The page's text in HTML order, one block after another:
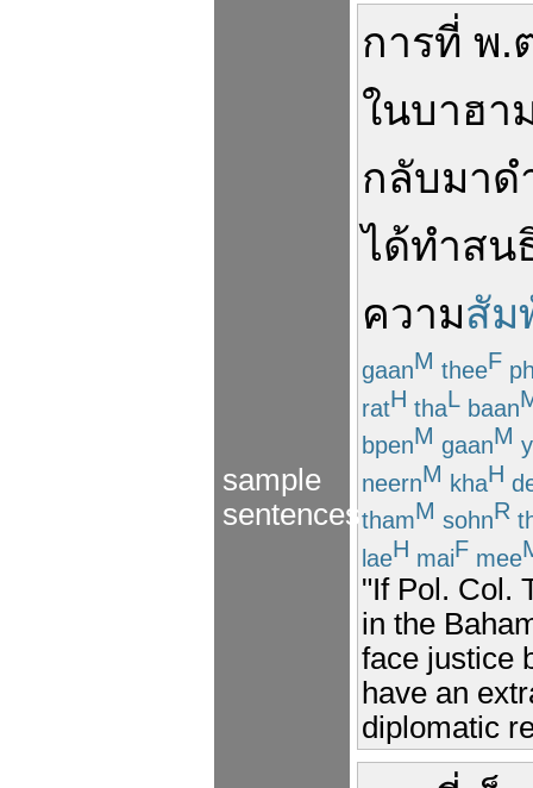
sample
sentences
การที่ พ.
ในบาฮา
กลับมาด
ได้ทำสน
ความสัม
gaanM theeF
ratH thaL baan
bpenM gaanM
neernM khaH
thamM sohnR
laeH maiF mee
"If Pol. Col.
in the
face justice
have an
diplomatic